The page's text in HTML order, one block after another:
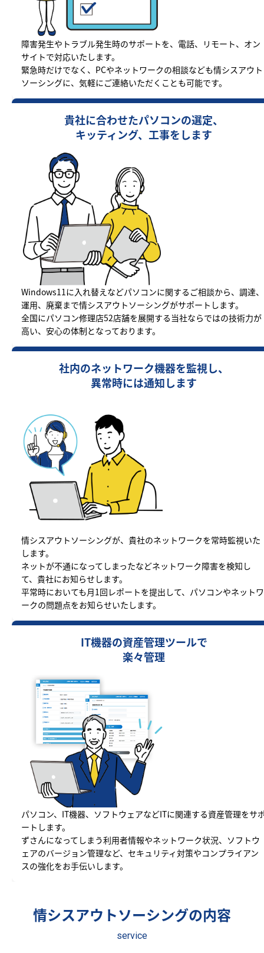
障害発生やトラブル発生時のサポートを、電話、リモート、オン
サイトで対応いたします。
緊急時だけでなく、PCやネットワークの相談なども情シスアウト
ソーシングに、気軽にご連絡いただくことも可能です。
貴社に合わせたパソコンの選定、
キッティング、工事をします
Windows11に入れ替えなどパソコンに関するご相談から、調達、
運用、廃棄まで情シスアウトソーシングがサポートします。
全国にパソコン修理店52店舗を展開する当社ならではの技術力が
高い、安心の体制となっております。
社内のネットワーク機器を監視し、
異常時には通知します
情シスアウトソーシングが、貴社のネットワークを常時監視いた
します。
ネットが不通になってしまったなどネットワーク障害を検知し
て、貴社にお知らせします。
平常時においても月1回レポートを提出して、パソコンやネットワ
ークの問題点をお知らせいたします。
IT機器の資産管理ツールで
楽々管理
パソコン、IT機器、ソフトウェアなどITに関連する資産管理をサ
ートします。
ずさんになってしまう利用者情報やネットワーク状況、ソフトウ
ェアのバージョン管理など、セキュリティ対策やコンプライアン
スの強化をお手伝いします。
情シスアウトソーシングの内容
service